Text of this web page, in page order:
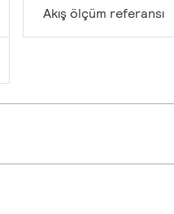
Akış ölçüm referansı